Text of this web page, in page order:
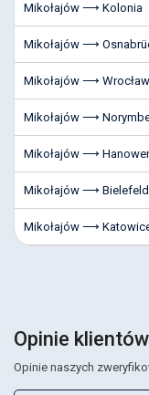
Mikołajów ⟶ Kolonia
Mikołajów ⟶
Mikołajów ⟶ Wrocław
Mikołajów ⟶
Mikołajów ⟶ Hanower
Mikołajów ⟶ Bielefeld
Mikołajów ⟶
Opinie klientów
Opinie naszych